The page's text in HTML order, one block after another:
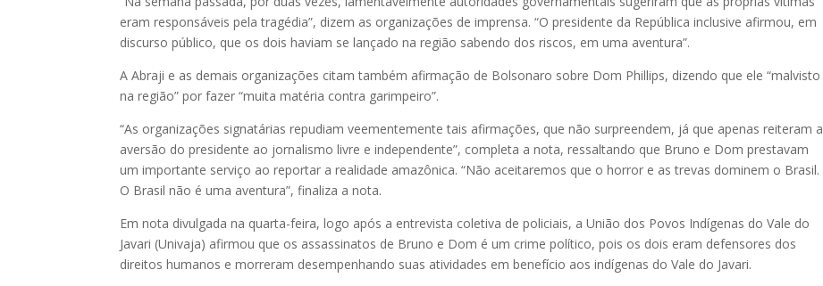
eram responsáveis pela tragédia”, dizem as organizações de imprensa. “O presidente da República inclusive afirmou, em
discurso público, que os dois haviam se lançado na região sabendo dos riscos, em uma aventura”.
A Abraji e as demais organizações citam também afirmação de Bolsonaro sobre Dom Phillips, dizendo que ele “malvisto
na região” por fazer “muita matéria contra garimpeiro”.
“As organizações signatárias repudiam veementemente tais afirmações, que não surpreendem, já que apenas reiteram a
aversão do presidente ao jornalismo livre e independente”, completa a nota, ressaltando que Bruno e Dom prestavam
um importante serviço ao reportar a realidade amazônica. “Não aceitaremos que o horror e as trevas dominem o Brasil.
O Brasil não é uma aventura”, finaliza a nota.
Em nota divulgada na quarta-feira, logo após a entrevista coletiva de policiais, a União dos Povos Indígenas do Vale do
Javari (Univaja) afirmou que os assassinatos de Bruno e Dom é um crime político, pois os dois eram defensores dos
direitos humanos e morreram desempenhando suas atividades em benefício aos indígenas do Vale do Javari.